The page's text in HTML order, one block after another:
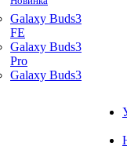
Galaxy Buds3
FE
Galaxy Buds3
Pro
Galaxy Buds3